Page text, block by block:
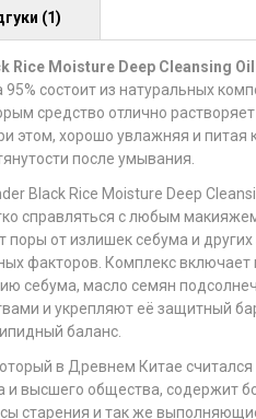
Rice Moisture Deep Cleansing Oil
состоит из натуральных
средство отлично
этом, хорошо увлажняя и питая
после умывания.
Black Rice Moisture Deep
справляться с любым
поры от излишек себума и
факторов. Комплекс включает
себума, масло семян
и укрепляют её защитный
баланс.
в Древнем Китае
и высшего общества, содержит
старения и так же
(1)